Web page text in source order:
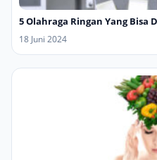
5 Olahraga Ringan Yang Bisa
18 Juni 2024